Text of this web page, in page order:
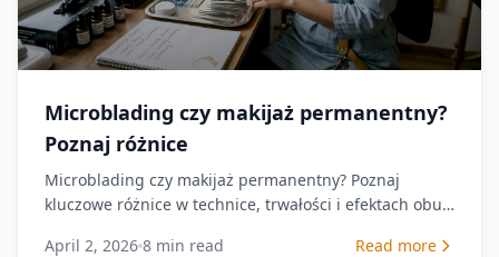
Microblading czy makijaż permanentny?
Poznaj różnice
Microblading czy makijaż permanentny? Poznaj
kluczowe różnice w technice, trwałości i efektach obu
April 2, 2026 8 min read Read more